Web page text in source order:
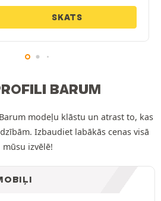
SKATS
BARUM
modeļu klāstu un atrast to, kas
Izbaudiet labākās cenas visā
mūsu izvēlē!